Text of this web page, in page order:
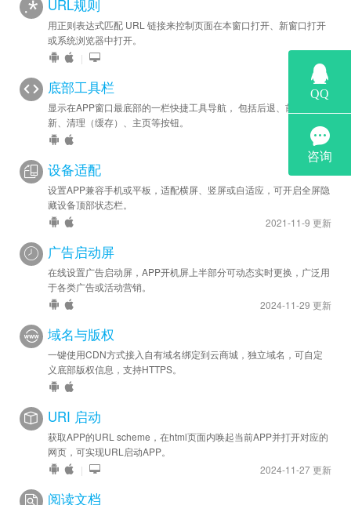
URL规则
用正则表达式匹配 URL 链接来控制页面在本窗口打开、新窗口打开
或系统浏览器中打开。
|
底部工具栏
显示在APP窗口最底部的一栏快捷工具导航， 包括后退、前进、刷
新、清理（缓存）、主页等按钮。
设备适配
设置APP兼容手机或平板，适配横屏、竖屏或自适应，可开启全屏隐
藏设备顶部状态栏。
2021-11-9 更新
广告启动屏
在线设置广告启动屏，APP开机屏上半部分可动态实时更换，广泛用
于各类广告或活动营销。
2024-11-29 更新
域名与版权
一键使用CDN方式接入自有域名绑定到云商城，独立域名，可自定
义底部版权信息，支持HTTPS。
URI 启动
获取APP的URL scheme，在html页面内唤起当前APP并打开对应的
网页，可实现URL启动APP。
|
2024-11-27 更新
阅读文档